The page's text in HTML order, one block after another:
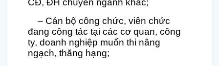
CĐ, ĐH chuyên ngành khác;
– Cán bộ công chức, viên chức
đang công tác tại các cơ quan, công
ty, doanh nghiệp muốn thi nâng
ngạch, thăng hạng;